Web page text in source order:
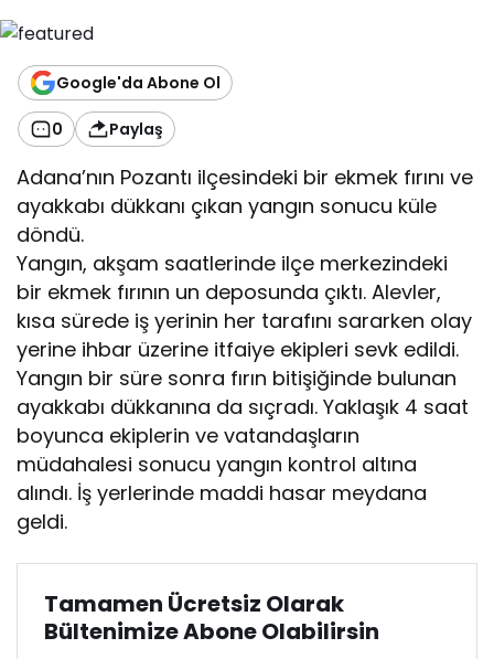
Google'da Abone Ol
0 Paylaş
Adana’nın Pozantı ilçesindeki bir ekmek fırını ve
ayakkabı dükkanı çıkan yangın sonucu küle
döndü.
Yangın, akşam saatlerinde ilçe merkezindeki
bir ekmek fırının un deposunda çıktı. Alevler,
kısa sürede iş yerinin her tarafını sararken olay
yerine ihbar üzerine itfaiye ekipleri sevk edildi.
Yangın bir süre sonra fırın bitişiğinde bulunan
ayakkabı dükkanına da sıçradı. Yaklaşık 4 saat
boyunca ekiplerin ve vatandaşların
müdahalesi sonucu yangın kontrol altına
alındı. İş yerlerinde maddi hasar meydana
geldi.
Tamamen Ücretsiz Olarak
Bültenimize Abone Olabilirsin